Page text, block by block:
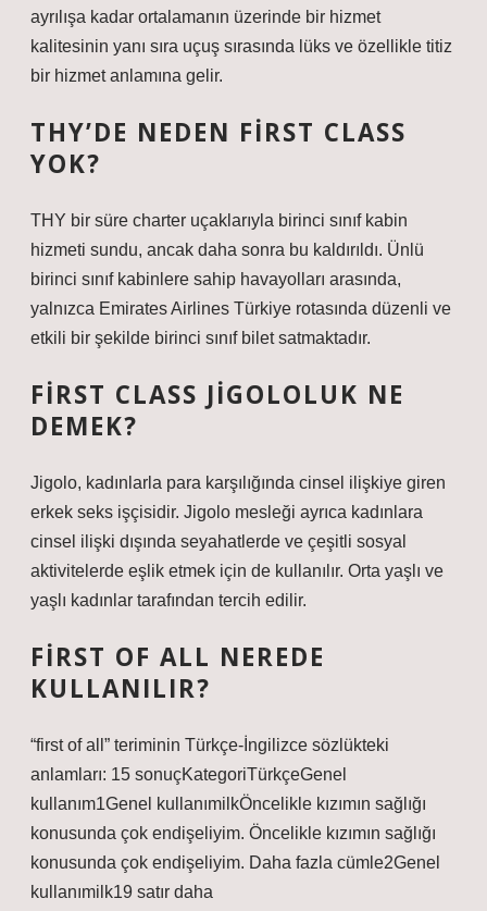
ayrılışa kadar ortalamanın üzerinde bir hizmet
kalitesinin yanı sıra uçuş sırasında lüks ve özellikle titiz
bir hizmet anlamına gelir.
THY’DE NEDEN FIRST CLASS
YOK?
THY bir süre charter uçaklarıyla birinci sınıf kabin
hizmeti sundu, ancak daha sonra bu kaldırıldı. Ünlü
birinci sınıf kabinlere sahip havayolları arasında,
yalnızca Emirates Airlines Türkiye rotasında düzenli ve
etkili bir şekilde birinci sınıf bilet satmaktadır.
FIRST CLASS JIGOLOLUK NE
DEMEK?
Jigolo, kadınlarla para karşılığında cinsel ilişkiye giren
erkek seks işçisidir. Jigolo mesleği ayrıca kadınlara
cinsel ilişki dışında seyahatlerde ve çeşitli sosyal
aktivitelerde eşlik etmek için de kullanılır. Orta yaşlı ve
yaşlı kadınlar tarafından tercih edilir.
FIRST OF ALL NEREDE
KULLANILIR?
“first of all” teriminin Türkçe-İngilizce sözlükteki
anlamları: 15 sonuçKategoriTürkçeGenel
kullanım1Genel kullanımilkÖncelikle kızımın sağlığı
konusunda çok endişeliyim. Öncelikle kızımın sağlığı
konusunda çok endişeliyim. Daha fazla cümle2Genel
kullanımilk19 satır daha